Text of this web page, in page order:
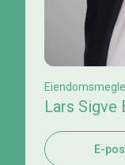
Lars Sigve
E-